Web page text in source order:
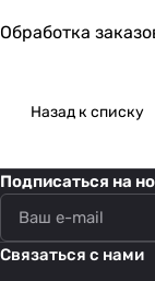
Обработка
Назад к списку
Подписаться на
Связаться с нами